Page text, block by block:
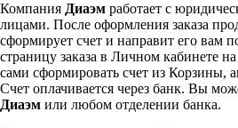
Компания Диаэм работает с
лицами. После оформления заказа
сформирует счет и направит его вам
страницу заказа в Личном кабинете
сами сформировать счет из Корзины,
Счет оплачивается через банк. Вы
Диаэм или любом отделении банка.